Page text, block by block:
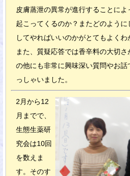
皮膚蒸泄の異常が進行することに
起こってくるのか？またどのよう
してやればいいのかがとてもよくわ
また、質疑応答では香辛料の大切さ
の他にも非常に興味深い質問やお話
っしゃいました。
2月から12
月までで、
生態生薬研
究会は10回
を数えま
す。そのす